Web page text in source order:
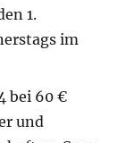
1.
im
bei 60 €
und